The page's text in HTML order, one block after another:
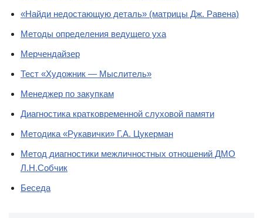
«Найди недостающую деталь» (матрицы Дж. Равена)
Методы определения ведущего уха
Мерчендайзер
Тест «Художник — Мыслитель»
Менеджер по закупкам
Диагностика кратковременной слуховой памяти
Методика «Рукавички» Г.А. Цукерман
Метод диагностики межличностных отношений ДМО
Л.Н.Собчик
Беседа